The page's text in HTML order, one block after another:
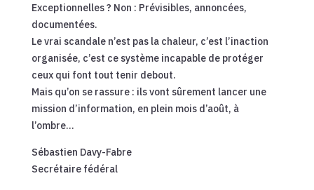
Exceptionnelles ? Non : Prévisibles, annoncées,
documentées.
Le vrai scandale n’est pas la chaleur, c’est l’inaction
organisée, c’est ce système incapable de protéger
ceux qui font tout tenir debout.
Mais qu’on se rassure : ils vont sûrement lancer une
mission d’information, en plein mois d’août, à
l’ombre…
Sébastien Davy-Fabre
Secrétaire fédéral